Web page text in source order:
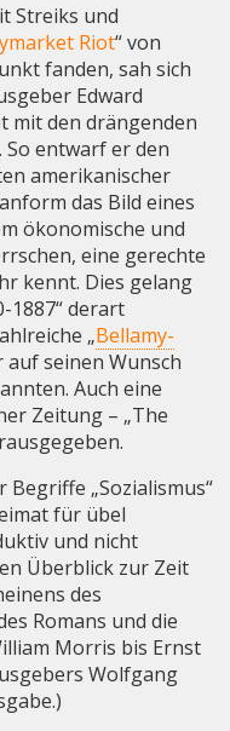
Streiks und
Riot“ von
fanden, sah sich
Edward
mit den drängenden
So entwarf er den
amerikanischer
das Bild eines
ökonomische und
eine gerechte
kennt. Dies gelang
1887“ derart
„Bellamy-
auf seinen Wunsch
Auch eine
Zeitung – „The
„Sozialismus“
für übel
und nicht
Überblick zur Zeit
des
Romans und die
Morris bis Ernst
Wolfgang